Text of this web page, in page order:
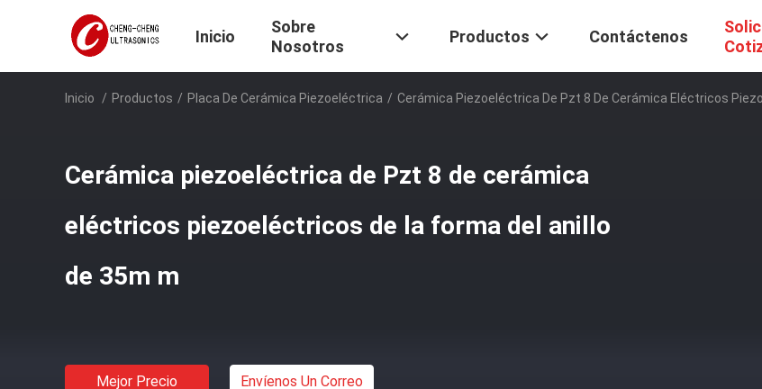
Inicio
Sobre
Nosotros
Productos Contáctenos
Inicio / Productos / Placa De Cerámica Piezoeléctrica / Cerámica Piezoeléctrica De Pzt 8 De Cerámica Eléctricos
Cerámica piezoeléctrica de Pzt 8 de cerámica
eléctricos piezoeléctricos de la forma del anillo
de 35m m
Mejor Precio Envíenos Un Correo